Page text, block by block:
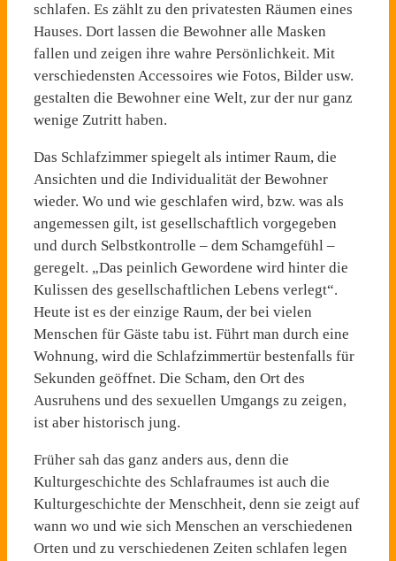
schlafen. Es zählt zu den privatesten Räumen eines
Hauses. Dort lassen die Bewohner alle Masken
fallen und zeigen ihre wahre Persönlichkeit. Mit
verschiedensten Accessoires wie Fotos, Bilder usw.
gestalten die Bewohner eine Welt, zur der nur ganz
wenige Zutritt haben.
Das Schlafzimmer spiegelt als intimer Raum, die
Ansichten und die Individualität der Bewohner
wieder. Wo und wie geschlafen wird, bzw. was als
angemessen gilt, ist gesellschaftlich vorgegeben
und durch Selbstkontrolle – dem Schamgefühl –
geregelt. „Das peinlich Gewordene wird hinter die
Kulissen des gesellschaftlichen Lebens verlegt“.
Heute ist es der einzige Raum, der bei vielen
Menschen für Gäste tabu ist. Führt man durch eine
Wohnung, wird die Schlafzimmertür bestenfalls für
Sekunden geöffnet. Die Scham, den Ort des
Ausruhens und des sexuellen Umgangs zu zeigen,
ist aber historisch jung.
Früher sah das ganz anders aus, denn die
Kulturgeschichte des Schlafraumes ist auch die
Kulturgeschichte der Menschheit, denn sie zeigt auf
wann wo und wie sich Menschen an verschiedenen
Orten und zu verschiedenen Zeiten schlafen legen